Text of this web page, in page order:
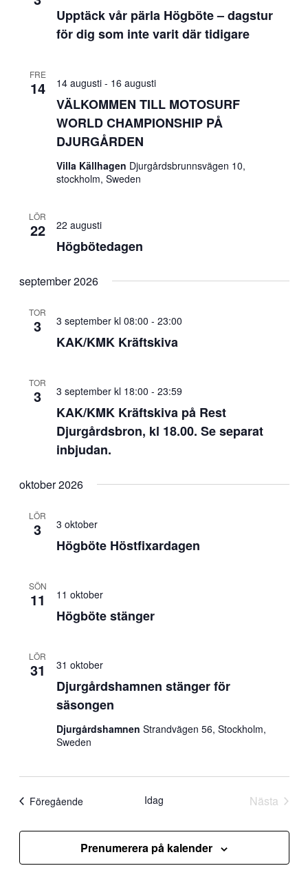
Upptäck vår pärla Högböte – dagstur
för dig som inte varit där tidigare
FRE
14
VÄLKOMMEN TILL MOTOSURF
WORLD CHAMPIONSHIP PÅ
DJURGÅRDEN
14 augusti- 16 augusti
Villa Källhagen Djurgårdsbrunnsvägen 10,
stockholm, Sweden
LÖR
22
Högbötedagen
22 augusti
september 2026
TOR
3
KAK/KMK Kräftskiva
3 september kl 08:00 - 23:00
TOR
3
KAK/KMK Kräftskiva på Rest
Djurgårdsbron, kl 18.00. Se separat
inbjudan.
3 september kl 18:00 - 23:59
oktober 2026
LÖR
3
Högböte Höstfixardagen
3 oktober
SÖN
11
Högböte stänger
11 oktober
LÖR
31
Djurgårdshamnen stänger för
säsongen
31 oktober
Djurgårdshamnen Strandvägen 56, Stockholm,
Sweden
FöregåendeEvenemang Idag
Nästa
Prenumerera på kalender